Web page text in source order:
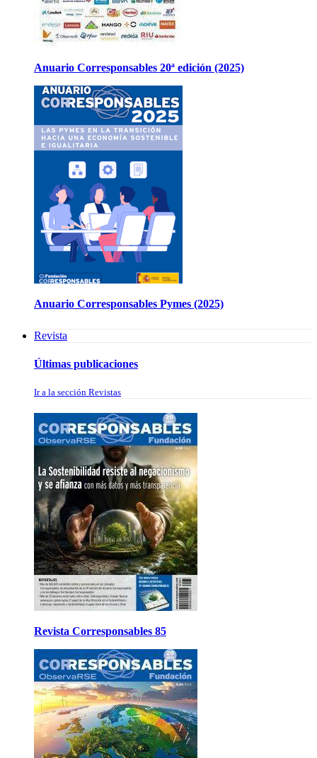
Anuario Corresponsables 20ª edición (2025)
Anuario Corresponsables Pymes (2025)
Revista
Últimas publicaciones
Ir a la sección Revistas
Revista Corresponsables 85